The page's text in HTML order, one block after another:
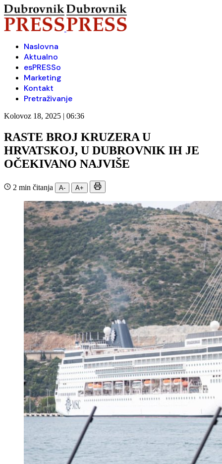
Naslovna
Aktualno
esPRESSo
Marketing
Kontakt
Pretraživanje
Kolovoz 18, 2025 | 06:36
RASTE BROJ KRUZERA U
HRVATSKOJ, U DUBROVNIK IH JE
OČEKIVANO NAJVIŠE
2 min čitanja A- A+